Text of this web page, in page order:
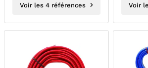
Voir les 4 références Voir